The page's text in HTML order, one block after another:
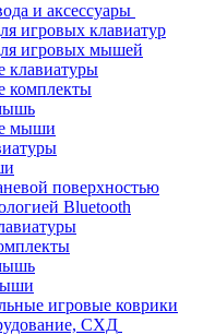
и аксессуары
игровых клавиатур
игровых мышей
клавиатуры
комплекты
мыши
поверхностью
Bluetooth
игровые коврики
СХД